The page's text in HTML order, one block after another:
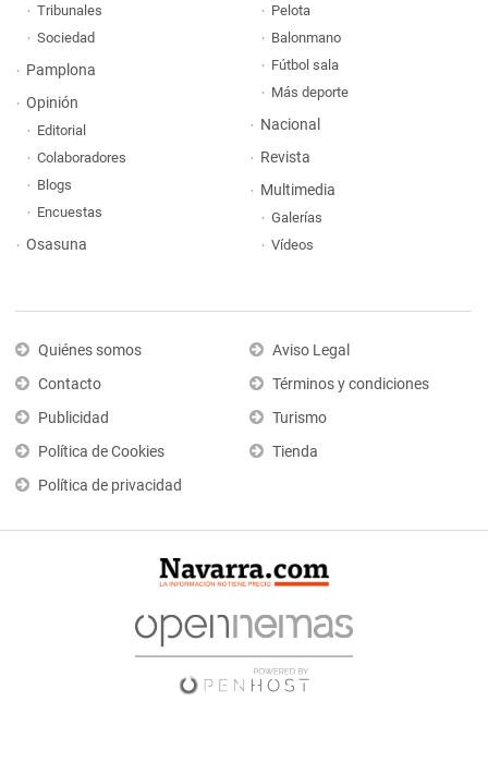
Tribunales
Sociedad
Pamplona
Opinión
Editorial
Colaboradores
Blogs
Encuestas
Osasuna
Pelota
Balonmano
Fútbol sala
Más deporte
Nacional
Revista
Multimedia
Galerías
Vídeos
Quiénes somos
Contacto
Publicidad
Política de Cookies
Política de privacidad
Aviso Legal
Términos y condiciones
Turismo
Tienda